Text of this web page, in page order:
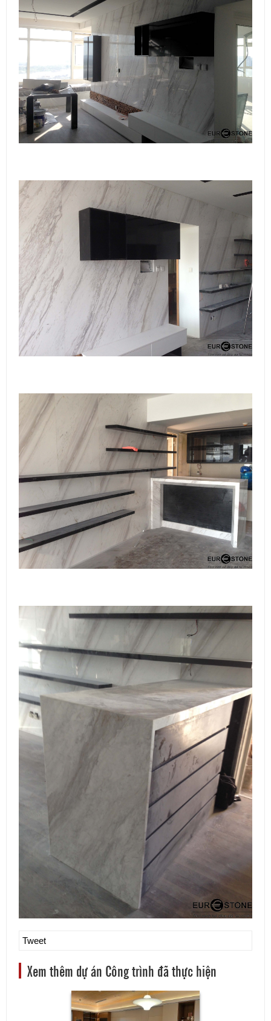
Tweet
Xem thêm dự án Công trình đã thực hiện